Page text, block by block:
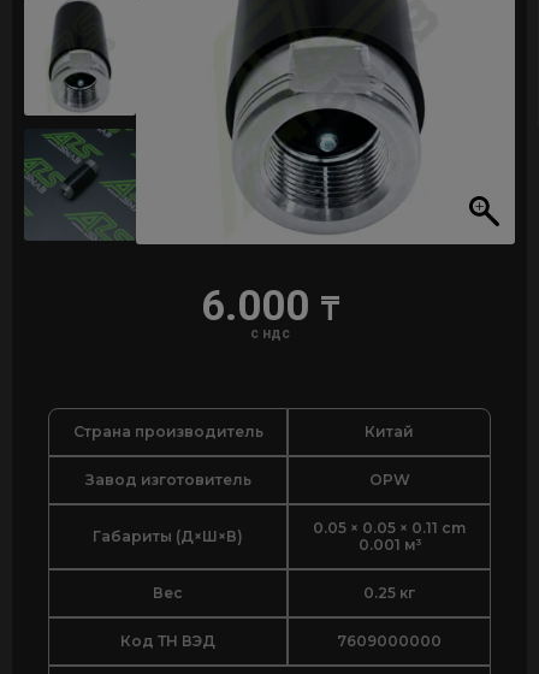
6.000 ₸
с ндс
Страна производитель Китай
Завод изготовитель OPW
Габариты (Д×Ш×В)
0.05 × 0.05 × 0.11 cm
0.001 м³
Вес 0.25 кг
Код ТН ВЭД 7609000000